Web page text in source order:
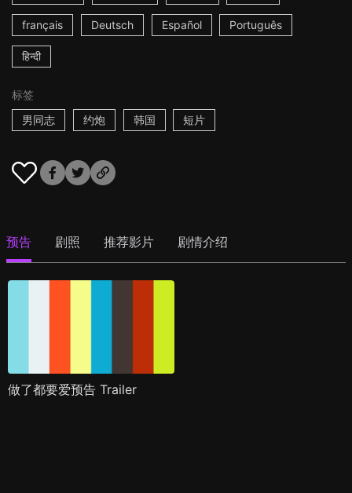
français Deutsch Español Português
हिन्दी
标签
男同志
约炮 韩国 短片
预告 剧照 推荐影片 剧情介绍
做了都要爱预告 Trailer